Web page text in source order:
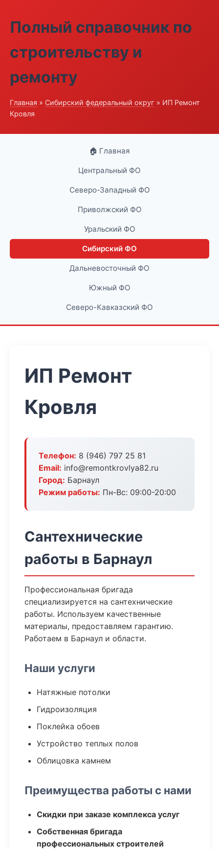
Полный справочник по
строительству и
ремонту
Главная » Сибирский федеральный округ » ИП Ремонт
Кровля
🏠 Главная
Центральный ФО
Северо-Западный ФО
Приволжский ФО
Уральский ФО
Сибирский ФО
Дальневосточный ФО
Южный ФО
Северо-Кавказский ФО
ИП Ремонт
Кровля
Телефон: 8 (946) 797 25 81
Email: info@remontkrovlya82.ru
Город: Барнаул
Режим работы: Пн-Вс: 09:00-20:00
Сантехнические
работы в Барнаул
Профессиональная бригада
специализируется на сантехнические
работы. Используем качественные
материалы, предоставляем гарантию.
Работаем в Барнаул и области.
Наши услуги
Натяжные потолки
Гидроизоляция
Поклейка обоев
Устройство теплых полов
Облицовка камнем
Преимущества работы с нами
Скидки при заказе комплекса услуг
Собственная бригада
профессиональных строителей